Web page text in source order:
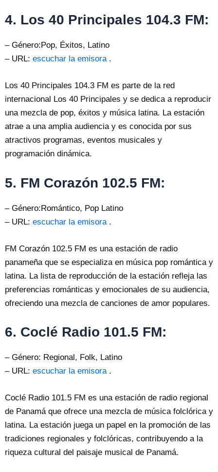
4. Los 40 Principales 104.3 FM:
– Género:Pop, Éxitos, Latino
– URL: escuchar la emisora.
Los 40 Principales 104.3 FM es parte de la red
internacional Los 40 Principales y se dedica a reproducir
una mezcla de pop, éxitos y música latina. La estación
atrae a una amplia audiencia y es conocida por sus
atractivos programas, eventos musicales y
programación dinámica.
5. FM Corazón 102.5 FM:
– Género:Romántico, Pop Latino
– URL: escuchar la emisora .
FM Corazón 102.5 FM es una estación de radio
panameña que se especializa en música pop romántica y
latina. La lista de reproducción de la estación refleja las
preferencias románticas y emocionales de su audiencia,
ofreciendo una mezcla de canciones de amor populares.
6. Coclé Radio 101.5 FM:
– Género: Regional, Folk, Latino
– URL: escuchar la emisora.
Coclé Radio 101.5 FM es una estación de radio regional
de Panamá que ofrece una mezcla de música folclórica y
latina. La estación juega un papel en la promoción de las
tradiciones regionales y folclóricas, contribuyendo a la
riqueza cultural del paisaje musical de Panamá.